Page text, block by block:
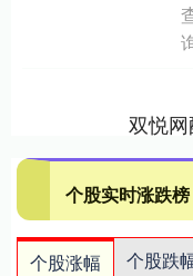
双悦
个股实时涨跌榜
个股涨幅 个股跌